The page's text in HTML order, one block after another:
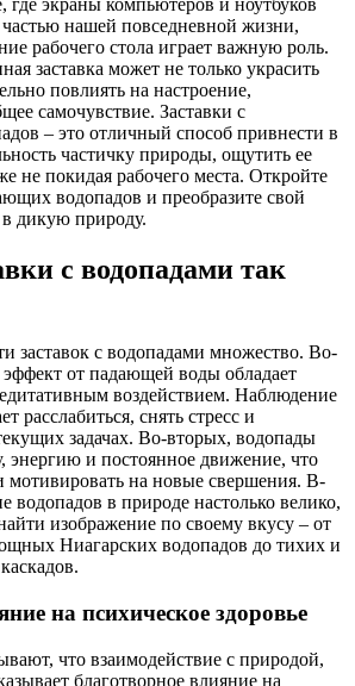
нашей повседневной жизни,
рабочего стола играет важную роль.
заставка может не только украсить
повлиять на настроение,
самочувствие. Заставки с
– это отличный способ привнести в
частичку природы, ощутить ее
не покидая рабочего места. Откройте
водопадов и преобразите свой
дикую природу.
с водопадами так
заставок с водопадами множество. Во-
от падающей воды обладает
воздействием. Наблюдение
расслабиться, снять стресс и
задачах. Во-вторых, водопады
энергию и постоянное движение, что
мотивировать на новые свершения. В-
водопадов в природе настолько велико,
изображение по своему вкусу – от
Ниагарских водопадов до тихих и
на психическое здоровье
что взаимодействие с природой,
благотворное влияние на